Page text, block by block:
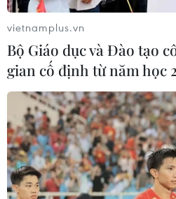
Jordan vào tứ kết Asian
chiến thắng kịch tính
29/01/2024 14:05
Giành chiến thắng kịch tính 3-
tuyển Jordan thẳng tiến bước
để đối đầu với hiện tượng
vietnamplus.vn
Bộ Giáo dục và Đào tạo
gian cố định từ năm học